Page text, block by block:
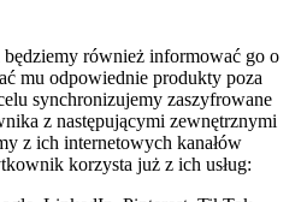
również informować go o
mu odpowiednie produkty poza
synchronizujemy zaszyfrowane
z następującymi zewnętrznymi
z ich internetowych kanałów
korzysta już z ich usług: